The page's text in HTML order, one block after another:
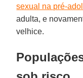
sexual na pré-
adulta, e
velhice.